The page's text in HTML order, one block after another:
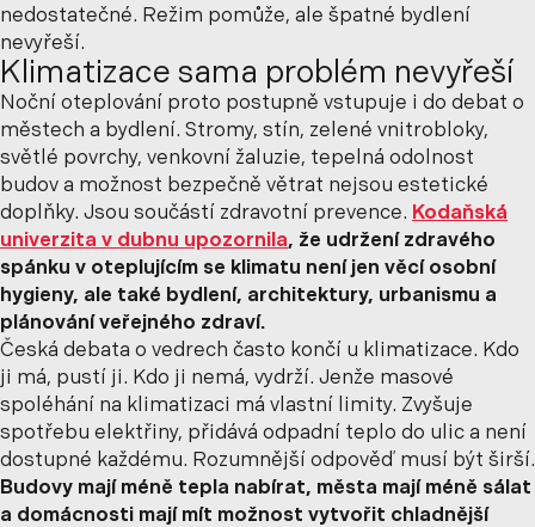
nedostatečné. Režim pomůže, ale špatné bydlení
nevyřeší.
Klimatizace sama problém nevyřeší
Noční oteplování proto postupně vstupuje i do debat o
městech a bydlení. Stromy, stín, zelené vnitrobloky,
světlé povrchy, venkovní žaluzie, tepelná odolnost
budov a možnost bezpečně větrat nejsou estetické
doplňky. Jsou součástí zdravotní prevence. Kodaňská
univerzita v dubnu upozornila, že udržení zdravého
spánku v oteplujícím se klimatu není jen věcí osobní
hygieny, ale také bydlení, architektury, urbanismu a
plánování veřejného zdraví.
Česká debata o vedrech často končí u klimatizace. Kdo
ji má, pustí ji. Kdo ji nemá, vydrží. Jenže masové
spoléhání na klimatizaci má vlastní limity. Zvyšuje
spotřebu elektřiny, přidává odpadní teplo do ulic a není
dostupné každému. Rozumnější odpověď musí být širší.
Budovy mají méně tepla nabírat, města mají méně sálat
a domácnosti mají mít možnost vytvořit chladnější